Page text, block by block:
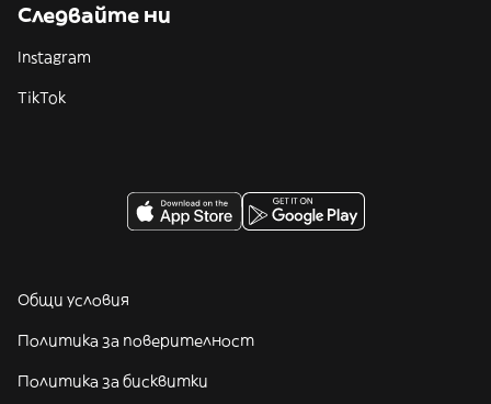
Следвайте ни
Instagram
TikTok
Общи условия
Политика за поверителност
Политика за бисквитки